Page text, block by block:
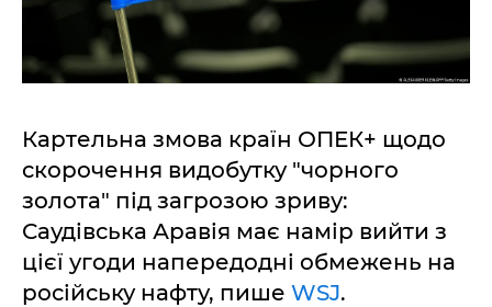
Картельна змова країн ОПЕК+ щодо
скорочення видобутку "чорного
золота" під загрозою зриву:
Саудівська Аравія має намір вийти з
цієї угоди напередодні обмежень на
російську нафту, пише WSJ.